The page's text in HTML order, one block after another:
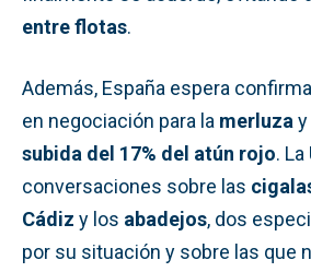
entre flotas.
Además, España espera
en negociación para la merluza
subida del 17% del atún rojo.
conversaciones sobre las
Cádiz y los abadejos, dos
por su situación y sobre las que